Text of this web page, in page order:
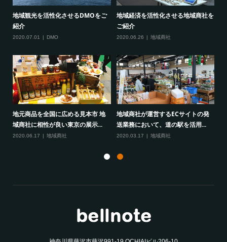
地域課題をビジネスで解決するマッ
チングイベント『地域課題をビ...
2021.05.07 DMO,
Webマーケティンングを用い、地
域おこし協力隊の採用に成功し...
2020.08.07 DMO,ノウハウ
ECサイトを初めて運営する時に必
要な指数（KPI・KGI）と...
2020.07.06 ECサイト
地域商社がECサイト制作の前に知
っておくべき４つの心構え
2020.07.03 ECサイト